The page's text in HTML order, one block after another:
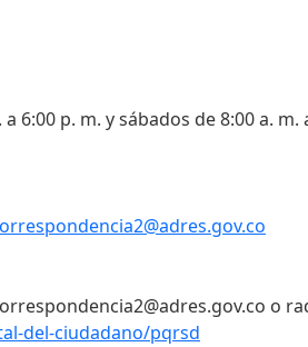
6:00 p. m. y sábados de 8:00 a. m.
o
del-ciudadano/pqrsd